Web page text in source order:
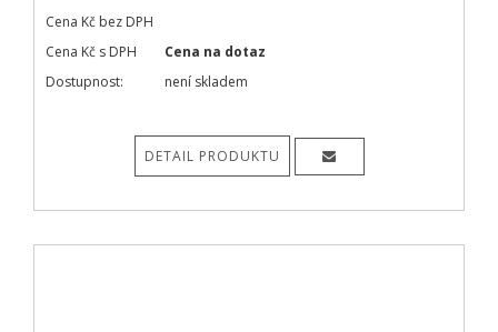
Cena Kč bez DPH
Cena Kč s DPH
Cena na dotaz
Dostupnost:
není skladem
DETAIL PRODUKTU